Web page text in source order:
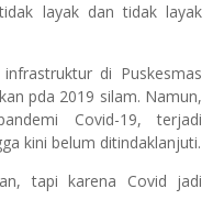
layak dan tidak layak
di Puskesmas
pda 2019 silam. Namun,
Covid-19, terjadi
kini belum ditindaklanjuti.
tapi karena Covid jadi